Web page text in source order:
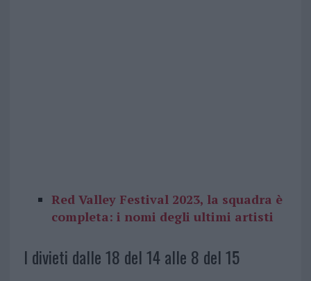
Red Valley Festival 2023, la squadra è
completa: i nomi degli ultimi artisti
I divieti dalle 18 del 14 alle 8 del 15